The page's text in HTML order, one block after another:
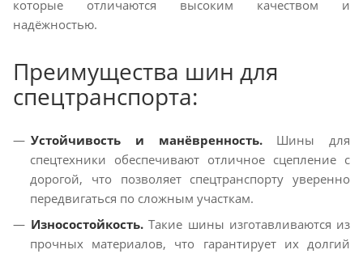
которые отличаются высоким качеством и
надёжностью.
Преимущества шин для
спецтранспорта:
Устойчивость и манёвренность.Шины для
спецтехники обеспечивают отличное сцепление с
дорогой, что позволяет спецтранспорту уверенно
передвигаться по сложным участкам.
Износостойкость. Такие шины изготавливаются из
прочных материалов, что гарантирует их долгий